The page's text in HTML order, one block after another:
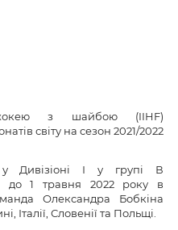
хокею з шайбою (IIHF)
світу на сезон 2021/2022
у Дивізіоні І у групі В
до 1 травня 2022 року в
Олександра Бобкіна
Італії, Словенії та Польщі.